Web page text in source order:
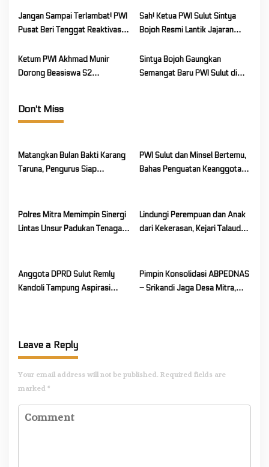
Jangan Sampai Terlambat! PWI
Pusat Beri Tenggat Reaktivasi
Sah! Ketua PWI Sulut Sintya
Bojoh Resmi Lantik Jajaran
Ketum PWI Akhmad Munir
Dorong Beasiswa S2
Sintya Bojoh Gaungkan
Semangat Baru PWI Sulut di
Don't Miss
Matangkan Bulan Bakti Karang
Taruna, Pengurus Siap
PWI Sulut dan Minsel Bertemu,
Bahas Penguatan Keanggotaan
Polres Mitra Memimpin Sinergi
Lintas Unsur Padukan Tenaga
Lindungi Perempuan dan Anak
dari Kekerasan, Kejari Talaud
Anggota DPRD Sulut Remly
Kandoli Tampung Aspirasi
Pimpin Konsolidasi ABPEDNAS
– Srikandi Jaga Desa Mitra,
Leave a Reply
Your email address will not be published. Required fields are
marked *